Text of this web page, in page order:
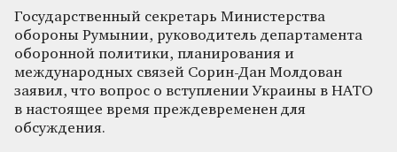
Государственный секретарь Министерства
обороны Румынии, руководитель департамента
оборонной политики, планирования и
международных связей Сорин-Дан Молдован
заявил, что вопрос о вступлении Украины в НАТО
в настоящее время преждевременен для
обсуждения.